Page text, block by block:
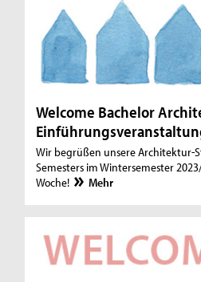
Welcome Bachelor
Wir begrüßen unsere Architektur-
Semesters im Wintersemester
Woche!
Mehr